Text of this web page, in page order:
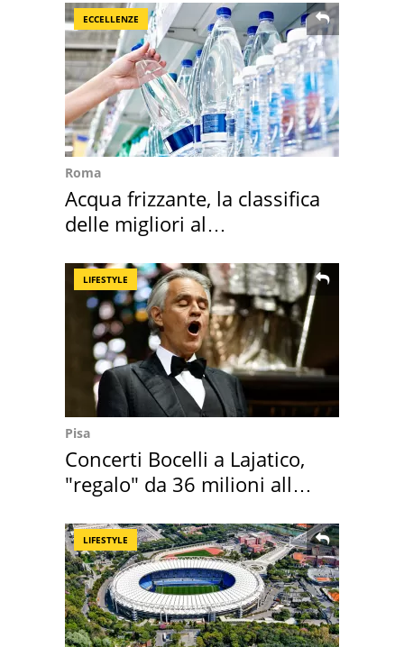
ECCELLENZE
Roma
Acqua frizzante, la classifica
delle migliori al
LIFESTYLE
Pisa
Concerti Bocelli a Lajatico,
"regalo" da 36 milioni alla
LIFESTYLE